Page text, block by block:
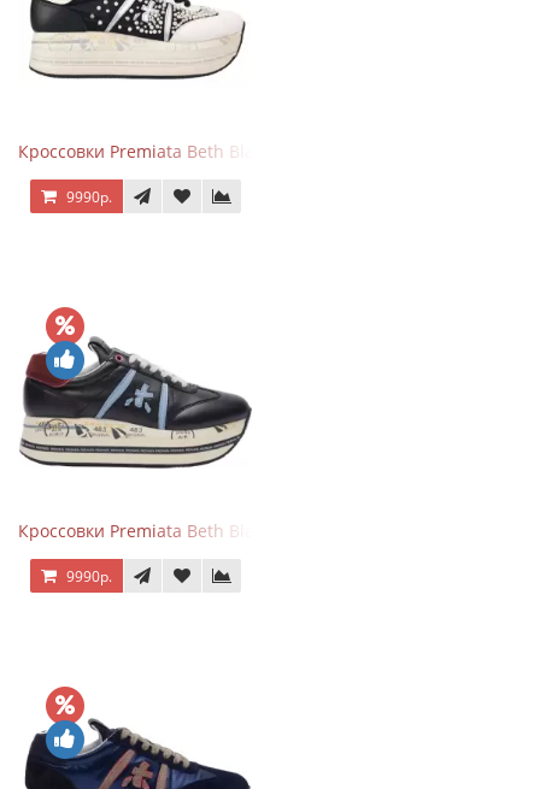
Кроссовки Premiata Beth Black White
9990р.
Кроссовки Premiata Beth Black Blue
9990р.